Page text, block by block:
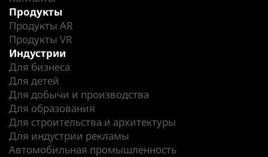
Продукты
Продукты AR
Продукты VR
Индустрии
Для бизнеса
Для детей
Для добычи и производства
Для образования
Для строительства и архитектуры
Для индустрии рекламы
Автомобильная промышленность